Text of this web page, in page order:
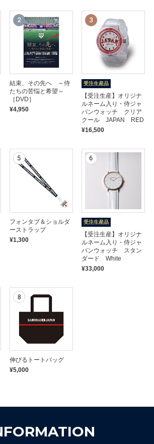
ナン」ミニ
【シークレット】「侍ジャパン×名
探偵コナン」ミニキャラ トレーディ
ングアクリルカード（全8種）
トレーディ
【シークレット】「侍ジャパン×名
探偵コナン」トレーディングPVCリ
ストバンド（全8種）
結束、その先へ ～侍
たちの苦悩と希望～
［DVD］
¥4,950
受注生産品
【受注生産】オリジナ
ルネーム入り・侍ジャ
パンウォッチ クリア
クール JAPAN RED
¥16,500
フォンタブ＆ショルダ
ーストラップ
¥1,300
受注生産品
【受注生産】オリジナ
ルネーム入り・侍ジャ
パンウォッチ スタン
ダード White
¥33,000
伸びるトートバッグ
¥5,000